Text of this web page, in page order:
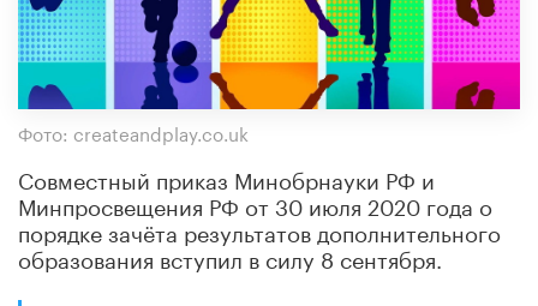
Фото: createandplay.co.uk
Совместный приказ Минобрнауки РФ и
Минпросвещения РФ от 30 июля 2020 года о
порядке зачёта результатов дополнительного
образования вступил в силу 8 сентября.